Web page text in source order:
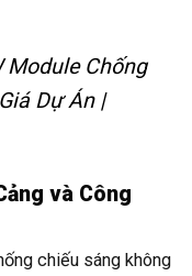
Module Chống
Dự Án |
và Công
chiếu sáng không